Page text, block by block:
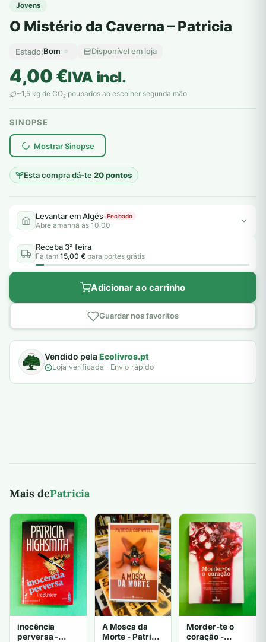
Jovens
O Mistério da Caverna – Patricia
Estado:Bom Disponível em loja
4,00€IVA incl.
~1,5 kg de CO2 poupados ao escolher segunda mão
SINOPSE
Mostrar Sinopse
Esta compra dá-te20 pontos
plantar árvores reais
Levantar em Algés Fechado
Abre amanhã às 10:00
Receba 3ª feira
Faltam 15,00 € para portes grátis
Adicionar ao carrinho
Guardar nos favoritos
Vendido pelaEcolivros.pt
Loja verificada · Envio rápido
Mais dePatricia
inocência
perversa -
A Mosca da
Morte - Patricia
Morder-te o
coração -